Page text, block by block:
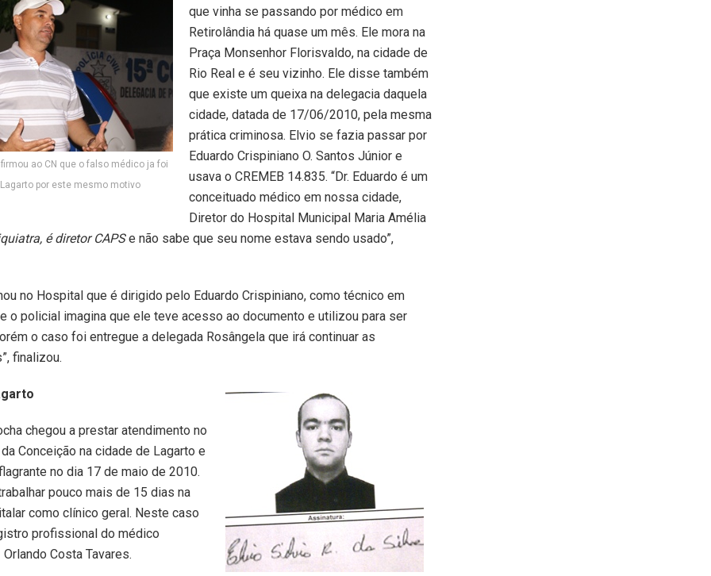
ao CN que o falso médico ja foi
por este mesmo motivo
que vinha se passando por médico em
Retirolândia há quase um mês. Ele mora na
Praça Monsenhor Florisvaldo, na cidade de
Rio Real e é seu vizinho. Ele disse também
que existe um queixa na delegacia daquela
cidade, datada de 17/06/2010, pela mesma
prática criminosa. Elvio se fazia passar por
Eduardo Crispiniano O. Santos Júnior e
usava o CREMEB 14.835. “Dr. Eduardo é um
conceituado médico em nossa cidade,
Diretor do Hospital Municipal Maria Amélia
é diretor CAPSe não sabe que seu nome estava sendo usado”,
no Hospital que é dirigido pelo Eduardo Crispiniano, como técnico em
o policial imagina que ele teve acesso ao documento e utilizou para ser
o caso foi entregue a delegada Rosângela que irá continuar as
finalizou.
chegou a prestar atendimento no
Conceição na cidade de Lagarto e
no dia 17 de maio de 2010.
pouco mais de 15 dias na
como clínico geral. Neste caso
profissional do médico
Costa Tavares.